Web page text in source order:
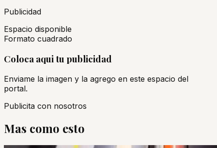
Publicidad
Espacio disponible
Formato cuadrado
Coloca aqui tu publicidad
Enviame la imagen y la agrego en este espacio del
portal.
Publicita con nosotros
Mas como esto